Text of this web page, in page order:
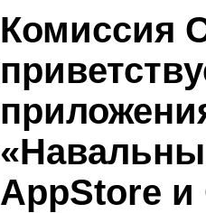
Комиссия
AppStore и